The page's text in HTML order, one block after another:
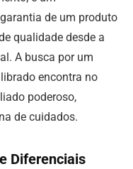
de um produto
qualidade desde a
A busca por um
encontra no
poderoso,
de cuidados.
Diferenciais